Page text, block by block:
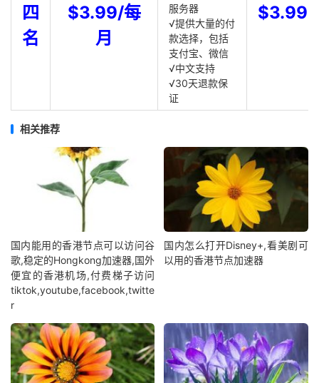
四
名
$3.99/每
月
服务器
√提供大量的付
款选择，包括
支付宝、微信
√中文支持
√30天退款保
证
$3.99
相关推荐
国内能用的香港节点可以访问谷
歌,稳定的Hongkong加速器,国外
便宜的香港机场,付费梯子访问
tiktok,youtube,facebook,twitte
r
国内怎么打开Disney+,看美剧可
以用的香港节点加速器